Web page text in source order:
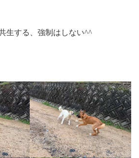
生する、強制はしない^^